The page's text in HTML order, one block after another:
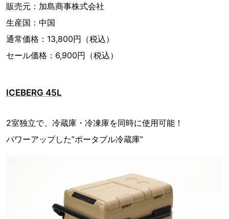
販売元：加島商事株式会社
生産国：中国
通常価格：13,800円（税込）
セール価格：6,900円（税込）
ICEBERG 45L
2室独立で、冷蔵庫・冷凍庫を同時に使用可能！
パワーアップした”ポータブル冷蔵庫”